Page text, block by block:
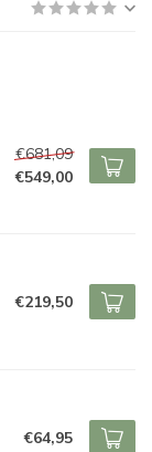
€681,09
€549,00
€219,50
€64,95